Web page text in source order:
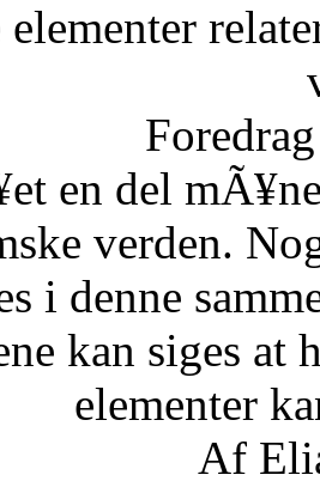
en del
verden.
i denne
kan siges at
elementer
Af